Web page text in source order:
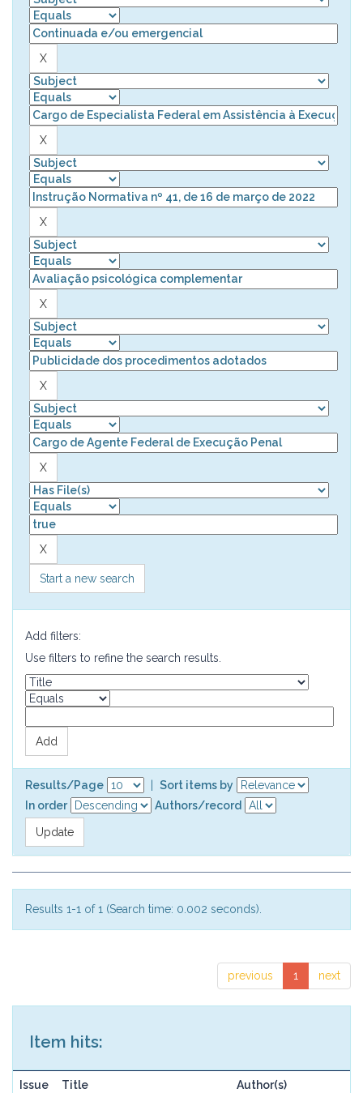
Start a new search
Add filters:
Use filters to refine the search results.
Results/Page
Sort items by
In order
Authors/record
Results 1-1 of 1 (Search time: 0.002 seconds).
previous 1 next
Item hits:
Issue Title Author(s)